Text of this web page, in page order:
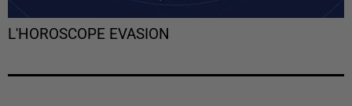
L'HOROSCOPE EVASION